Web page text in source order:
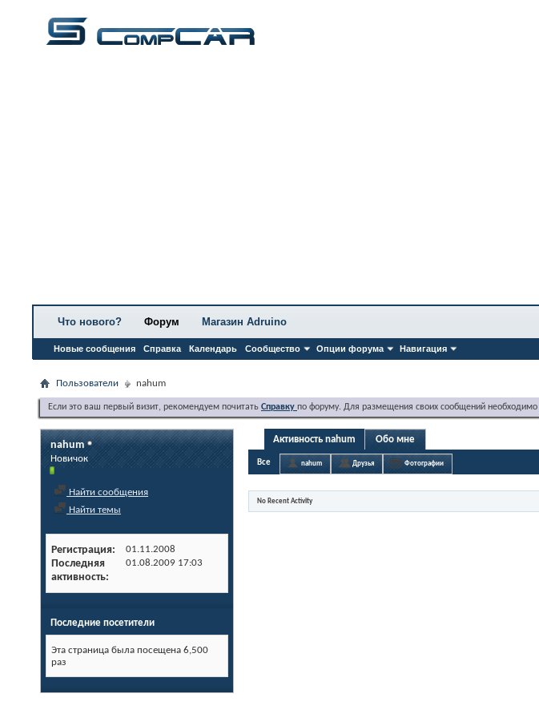
Что нового? Форум
Новые сообщения Справка Календарь Сообщество Опции форума Навигация
Магазин Adruino
Пользователи nahum
Если это ваш первый визит, рекомендуем почитать Справку по форуму. Для размещения своих сообщений необходимо
nahum
Новичок
Найти сообщения
Найти темы
Регистрация 01.11.2008
Последняя
активность
01.08.2009 17:03
Последние посетители
Эта страница была посещена 6,500
раз
Активность nahum Обо мне
Все nahum Друзья Фотографии
No Recent Activity